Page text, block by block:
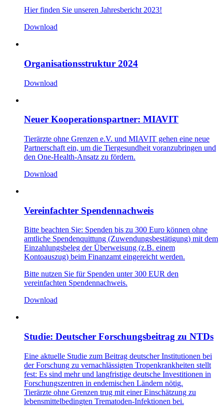
Hier finden Sie unseren Jahresbericht 2023!
Download
Organisationsstruktur 2024
Download
Neuer Kooperationspartner: MIAVIT
Tierärzte ohne Grenzen e.V. und MIAVIT gehen eine neue
Partnerschaft ein, um die Tiergesundheit voranzubringen und
den One-Health-Ansatz zu fördern.
Download
Vereinfachter Spendennachweis
Bitte beachten Sie: Spenden bis zu 300 Euro können ohne
amtliche Spendenquittung (Zuwendungsbestätigung) mit dem
Einzahlungsbeleg der Überweisung (z.B. einem
Kontoauszug) beim Finanzamt eingereicht werden.
Bitte nutzen Sie für Spenden unter 300 EUR den
vereinfachten Spendennachweis.
Download
Studie: Deutscher Forschungsbeitrag zu NTDs
Eine aktuelle Studie zum Beitrag deutscher Institutionen bei
der Forschung zu vernachlässigten Tropenkrankheiten stellt
fest: Es sind mehr und langfristige deutsche Investitionen in
Forschungszentren in endemischen Ländern nötig.
Tierärzte ohne Grenzen trug mit einer Einschätzung zu
lebensmittelbedingten Trematoden-Infektionen bei.